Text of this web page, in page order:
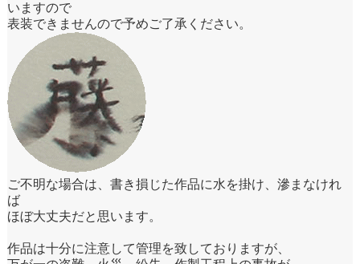
いますので
表装できませんので予めご了承ください。
ご不明な場合は、書き損じた作品に水を掛け、滲まなけれ
ば
ほぼ大丈夫だと思います。
作品は十分に注意して管理を致しておりますが、